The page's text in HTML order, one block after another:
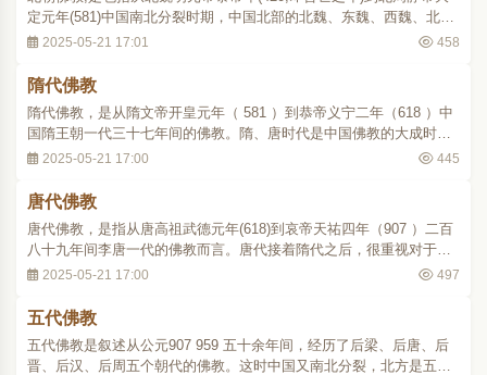
定元年(581)中国南北分裂时期，中国北部的北魏、东魏、西魏、北
齐、北周诸代的佛教。北魏拓跋氏从道武帝（396409）和晋室通聘
利用佛教以收揽人心。继而任赵郡沙门法果为..
2025-05-21 17:01 458
隋代佛教
隋代佛教，是从隋文帝开皇元年（ 581 ）到恭帝义宁二年（618 ）中
国隋王朝一代三十七年间的佛教。隋、唐时代是中国佛教的大成时
期。隋代虽然立国不久，但在政治上统一了南北两朝，各种文化也出
立，形成了划一时期的特色。隋文帝（581 604 ..
2025-05-21 17:00 445
唐代佛教
唐代佛教，是指从唐高祖武德元年(618)到哀帝天祐四年（907 ）二百
八十九年间李唐一代的佛教而言。唐代接着隋代之后，很重视对于佛
教的整顿和利用。高祖武德二年（619），就在京师聚集高僧，立十大
命令沙汰佛道二教，只许每州留寺观各一..
2025-05-21 17:00 497
五代佛教
五代佛教是叙述从公元907 959 五十余年间，经历了后梁、后唐、后
晋、后汉、后周五个朝代的佛教。这时中国又南北分裂，北方是五代